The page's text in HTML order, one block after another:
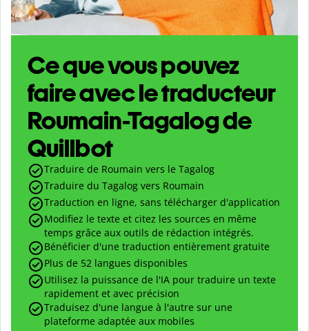
Ce que vous pouvez
faire avec le traducteur
Roumain-Tagalog de
Quillbot
Traduire de Roumain vers le Tagalog
Traduire du Tagalog vers Roumain
Traduction en ligne, sans télécharger d'application
Modifiez le texte et citez les sources en même
temps grâce aux outils de rédaction intégrés.
Bénéficier d'une traduction entièrement gratuite
Plus de 52 langues disponibles
Utilisez la puissance de l'IA pour traduire un texte
rapidement et avec précision
Traduisez d'une langue à l'autre sur une
plateforme adaptée aux mobiles